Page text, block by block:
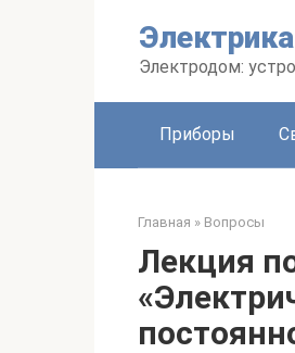
Электродом:
Приборы
Главная » Вопросы
Лекция